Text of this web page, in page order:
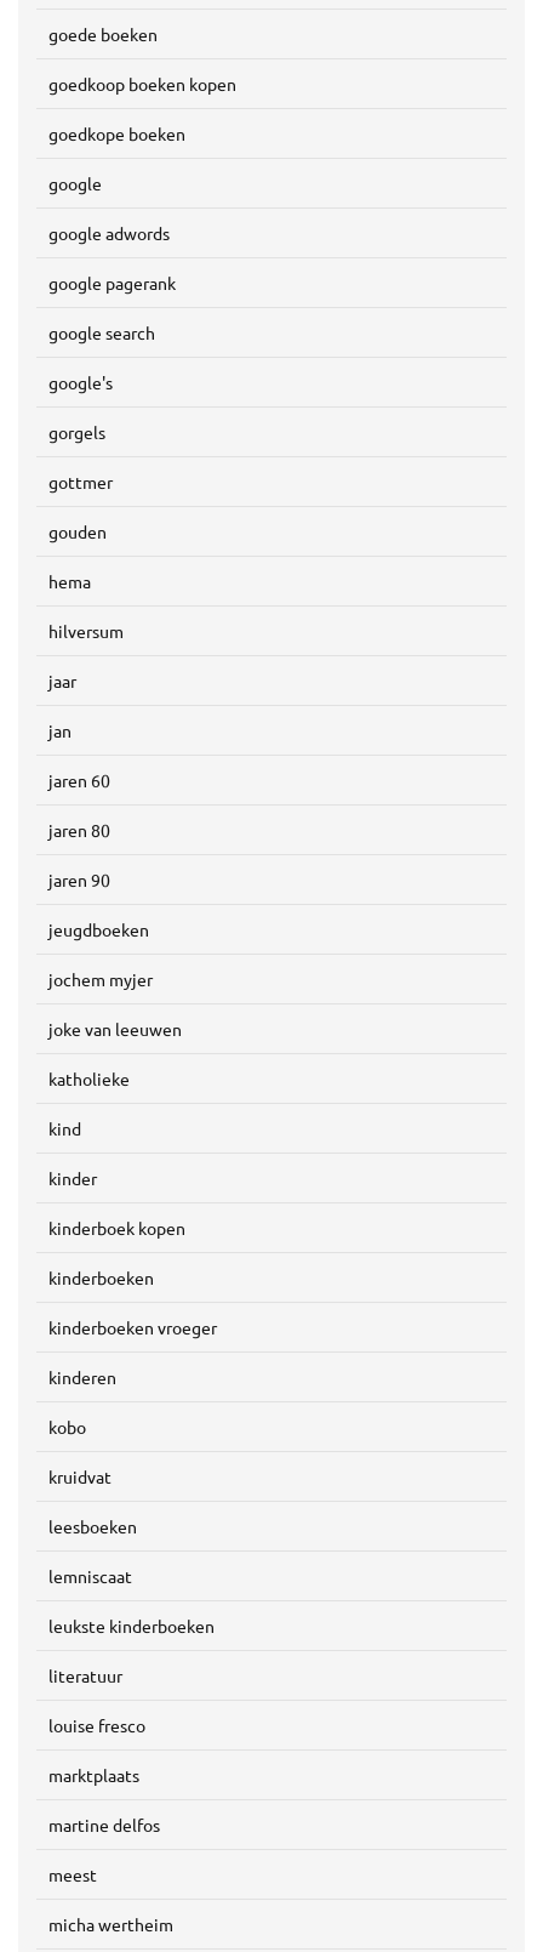
goede boeken
goedkoop boeken kopen
goedkope boeken
google
google adwords
google pagerank
google search
google's
gorgels
gottmer
gouden
hema
hilversum
jaar
jan
jaren 60
jaren 80
jaren 90
jeugdboeken
jochem myjer
joke van leeuwen
katholieke
kind
kinder
kinderboek kopen
kinderboeken
kinderboeken vroeger
kinderen
kobo
kruidvat
leesboeken
lemniscaat
leukste kinderboeken
literatuur
louise fresco
marktplaats
martine delfos
meest
micha wertheim